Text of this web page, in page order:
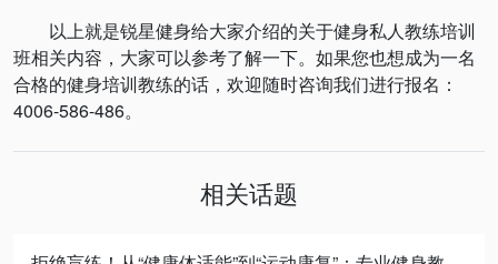
以上就是锐星健身给大家介绍的关于健身私人教练培训
班相关内容，大家可以参考了解一下。如果您也想成为一名
合格的健身培训教练的话，欢迎随时咨询我们进行报名：
4006-586-486。
相关话题